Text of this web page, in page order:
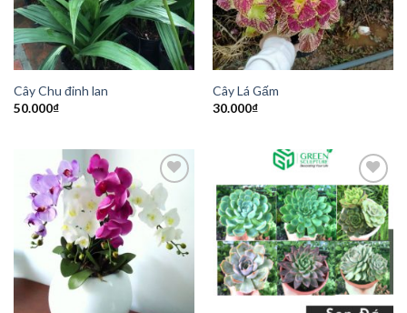
Cây Chu đinh lan
50.000₫
Cây Lá Gấm
30.000₫
Add to
Wishlist
Add to
Wishlist